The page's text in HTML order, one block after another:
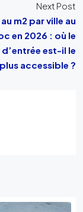
Next Post
m2 par ville au
en 2026 : où le
est-il le
plus accessible ?